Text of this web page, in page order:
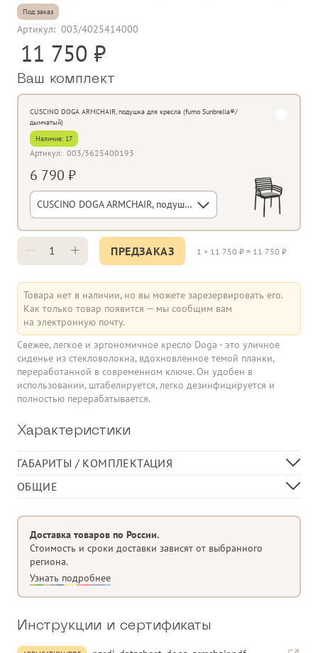
Под заказ
Артикул: 003/4025414000
11 750
Ваш комплект
CUSCINO DOGA ARMCHAIR, подушка для кресла (fumo Sunbrella®/
дымчатый)
Наличие: 17
Артикул: 003/3625400193
6 790 ₽
CUSCINO DOGA ARMCHAIR, подушка для кресла (fumo Sunbrella®/дымчатый)
ПРЕДЗАКАЗ 1 × 11 750 ₽ = 11 750 ₽
Товара нет в наличии, но вы можете зарезервировать его.
Как только товар появится — мы сообщим вам
на электронную почту.
Свежее, легкое и эргономичное кресло Doga - это уличное
сиденье из стекловолокна, вдохновленное темой планки,
переработанной в современном ключе. Он удобен в
использовании, штабелируется, легко дезинфицируется и
полностью перерабатывается.
Характеристики
ГАБАРИТЫ / КОМПЛЕКТАЦИЯ
Длина, см
57
Высота, см
84
ОБЩИЕ
обработанное анти-УФ и окрашенное
Матовая отделка
Оснащен нескользящими ножками
Категория
Доставка товаров по России.
Стоимость и сроки доставки зависят от выбранного
региона.
Узнать подробнее
Инструкции и сертификаты